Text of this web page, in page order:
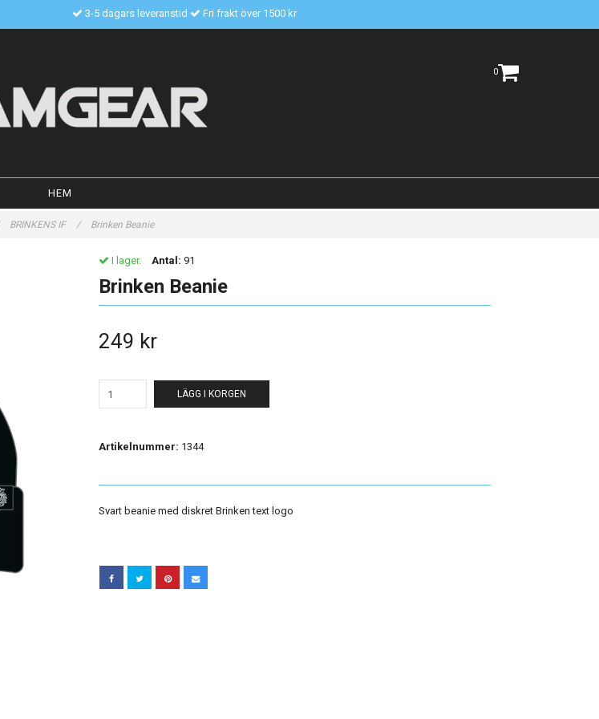
3-5 dagars leveranstid Fri frakt över 1500 kr
0
HEM
BRINKENS IF / Brinken Beanie
I lager. Antal: 91
Brinken Beanie
249 kr
LÄGG I KORGEN
Artikelnummer: 1344
Svart beanie med diskret Brinken text logo